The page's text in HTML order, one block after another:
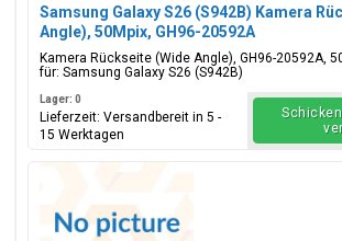
Samsung Galaxy S26 (S942B) Kamera
Angle), 50Mpix, GH96-20592A
Kamera Rückseite (Wide Angle), GH96-20592A,
für: Samsung Galaxy S26 (S942B)
Lager: 0
Lieferzeit: Versandbereit in 5 -
15 Werktagen